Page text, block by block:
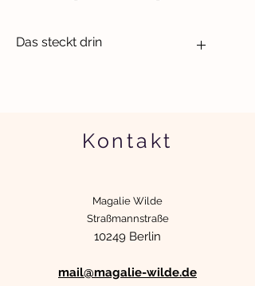
Das steckt drin
und können kreativ werden
Kontakt
Magalie Wilde
Straßmannstraße
10249 Berlin
mail@magalie-wilde.de